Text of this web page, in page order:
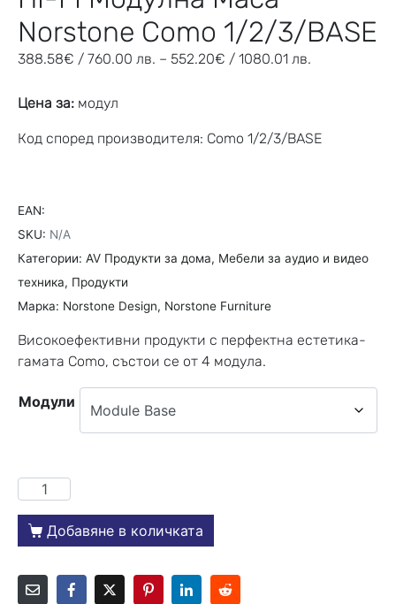
Norstone Como 1/2/3/BASE
388.58€ / 760.00 лв. – 552.20€ / 1080.01 лв.
Цена за: модул
Код според производителя: Como 1/2/3/BASE
EAN:
SKU: N/A
Категории: AV Продукти за дома, Мебели за аудио и видео
техника, Продукти
Марка: Norstone Design, Norstone Furniture
Високоефективни продукти с перфектна естетика-
гамата Como, състои сe от 4 модула.
Модули
Добавяне в количката